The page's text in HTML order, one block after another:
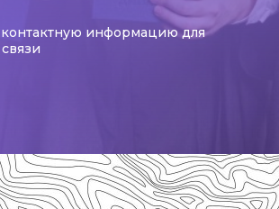
контактную информацию для